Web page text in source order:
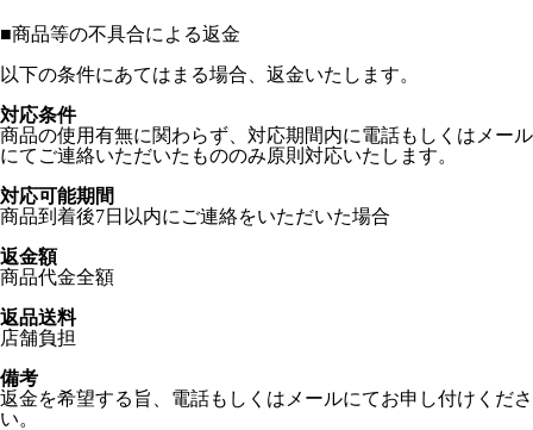
■商品等の不具合による返金
以下の条件にあてはまる場合、返金いたします。
対応条件
商品の使用有無に関わらず、対応期間内に電話もしくはメール
にてご連絡いただいたもののみ原則対応いたします。
対応可能期間
商品到着後7日以内にご連絡をいただいた場合
返金額
商品代金全額
返品送料
店舗負担
備考
返金を希望する旨、電話もしくはメールにてお申し付けくださ
い。